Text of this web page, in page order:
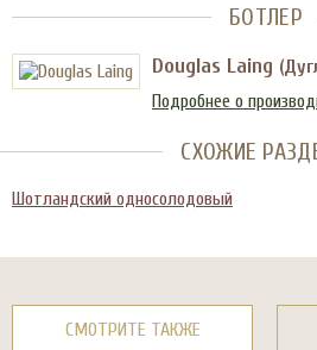
БОТЛЕР
Douglas Laing
Подробнее о
СХОЖИЕ
Шотландский односолодовый
СМОТРИТЕ ТАКЖЕ